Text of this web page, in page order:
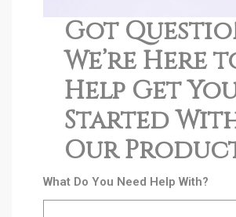
Got
We’re Here
Help Get
Started
Our
What Do You Need Help With?